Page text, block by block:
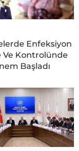
Enfeksiyon
Ve Kontrolünde
Başladı